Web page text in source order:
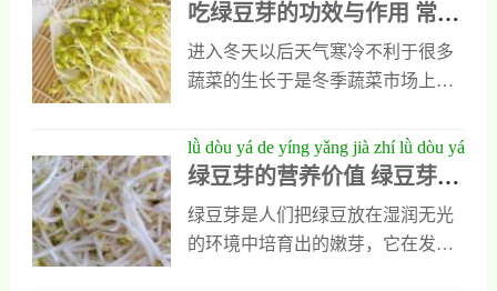
yòng cháng chī lǜ dòu yá yǒu shén me
hǎo chù
吃绿豆芽的功效与作用 常吃
绿豆芽有什么好处
进入冬天以后天气寒冷不利于很多
蔬菜的生长于是冬季蔬菜市场上的
们餐桌上的常见菜，它口感鲜嫩滋
味略甜，营养价值极高，经常食用
吃绿豆芽的好处有哪些可以我一起
去看看。吃绿豆芽的功效与作用1、
lǜ dòu yá de yíng yǎng jià zhí lǜ dòu yá
de gōng xiào yǔ zuò yòng
绿豆芽的营养价值 绿豆芽的
功效与作用
绿豆芽是人们把绿豆放在湿润无光
的环境中培育出的嫩芽，它在发芽